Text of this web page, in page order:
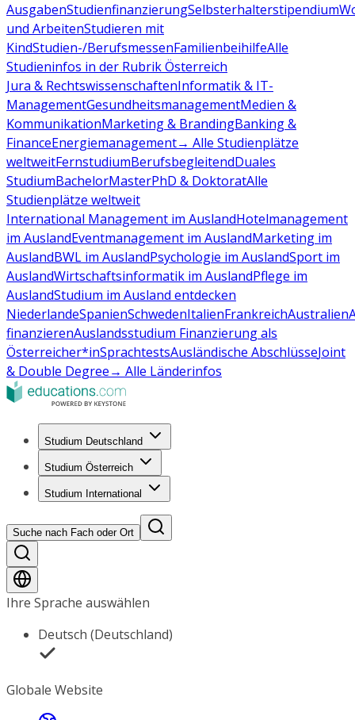
AusgabenStudienfinanzierungSelbsterhalterstipendium
und ArbeitenStudieren mit
KindStudien-/BerufsmessenFamilienbeihilfeAlle
Studieninfos in der Rubrik Österreich
Jura & RechtswissenschaftenInformatik & IT-
ManagementGesundheitsmanagementMedien &
KommunikationMarketing & BrandingBanking &
FinanceEnergiemanagement→ Alle Studienplätze
weltweitFernstudiumBerufsbegleitendDuales
StudiumBachelorMasterPhD & DoktoratAlle
Studienplätze weltweit
International Management im AuslandHotelmanagement
im AuslandEventmanagement im AuslandMarketing im
AuslandBWL im AuslandPsychologie im AuslandSport im
AuslandWirtschaftsinformatik im AuslandPflege im
AuslandStudium im Ausland entdecken
NiederlandeSpanienSchwedenItalienFrankreichAustralien
finanzierenAuslandsstudium Finanzierung als
Österreicher*inSprachtestsAusländische AbschlüsseJoint
& Double Degree→ Alle Länderinfos
Studium Deutschland
Studium Österreich
Studium International
Suche nach Fach oder Ort
Ihre Sprache auswählen
Deutsch (Deutschland)
Globale Website